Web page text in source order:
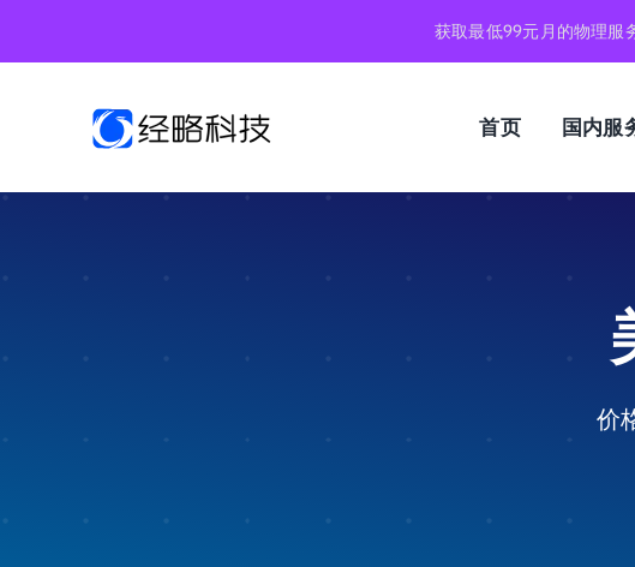
获取最低99元月的物理服
首页 国内服
价